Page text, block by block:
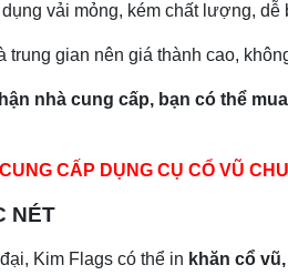
vải mỏng, kém chất lượng, dễ
trung gian nên giá thành cao,
ận nhà cung cấp, bạn có thê
CẤP DỤNG CỤ CỔ VŨ
NÉT
Kim Flags có thể in khăn cổ